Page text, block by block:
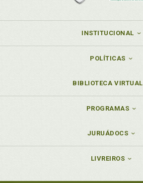
INSTITUCIONAL
POLÍTICAS
BIBLIOTECA VIRTUAL
PROGRAMAS
JURUÁDOCS
LIVREIROS